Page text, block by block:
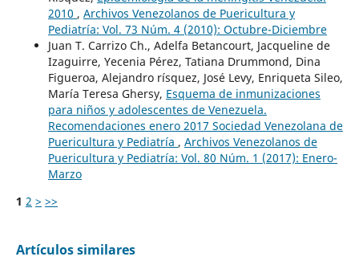
2010 , Archivos Venezolanos de Puericultura y
Pediatría: Vol. 73 Núm. 4 (2010): Octubre-Diciembre
Juan T. Carrizo Ch., Adelfa Betancourt, Jacqueline de
Izaguirre, Yecenia Pérez, Tatiana Drummond, Dina
Figueroa, Alejandro rísquez, José Levy, Enriqueta Sileo,
María Teresa Ghersy, Esquema de inmunizaciones
para niños y adolescentes de Venezuela.
Recomendaciones enero 2017 Sociedad Venezolana de
Puericultura y Pediatría , Archivos Venezolanos de
Puericultura y Pediatría: Vol. 80 Núm. 1 (2017): Enero-
Marzo
1 2 > >>
Artículos similares